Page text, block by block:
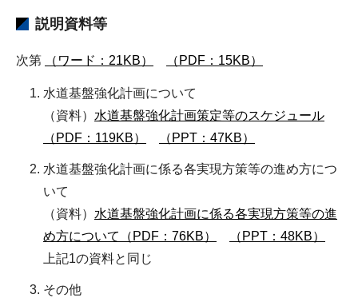
説明資料等
次第 （ワード：21KB） （PDF：15KB）
水道基盤強化計画について
（資料） 水道基盤強化計画策定等のスケジュール
（PDF：119KB）
（PPT：47KB）
水道基盤強化計画に係る各実現方策等の進め方につ
いて
（資料） 水道基盤強化計画に係る各実現方策等の進
め方について（PDF：76KB）
（PPT：48KB）
上記1の資料と同じ
その他